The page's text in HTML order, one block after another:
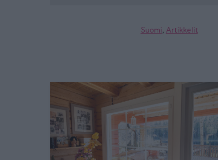
Suomi, Artikkelit